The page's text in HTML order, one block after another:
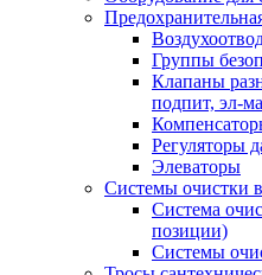
Группы
Клапаны
подпит, эл-
Регуляторы
Элеваторы
Системы очистки
Система
позиции)
Системы